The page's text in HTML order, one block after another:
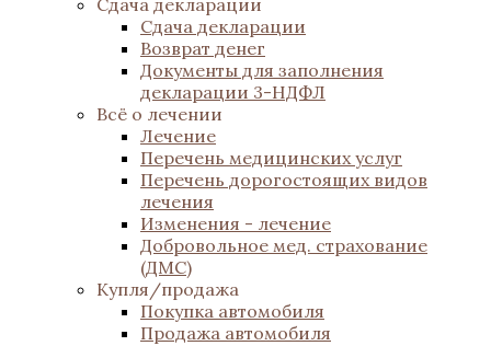
Сдача декларации
Сдача декларации
Возврат денег
Документы для заполнения
декларации 3-НДФЛ
Всё о лечении
Лечение
Перечень медицинских услуг
Перечень дорогостоящих видов
лечения
Изменения - лечение
Добровольное мед. страхование
(ДМС)
Купля/продажа
Покупка автомобиля
Продажа автомобиля